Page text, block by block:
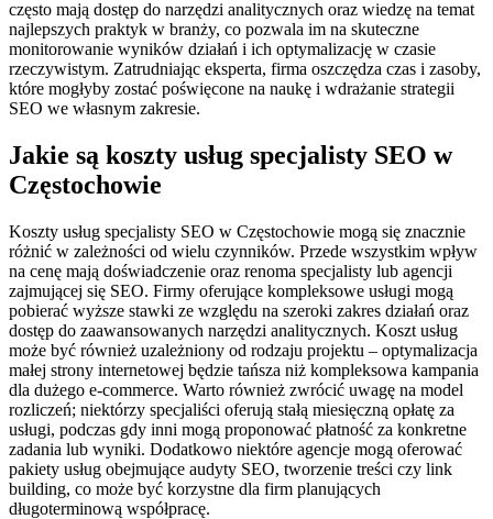
często mają dostęp do narzędzi analitycznych oraz wiedzę na temat
najlepszych praktyk w branży, co pozwala im na skuteczne
monitorowanie wyników działań i ich optymalizację w czasie
rzeczywistym. Zatrudniając eksperta, firma oszczędza czas i zasoby,
które mogłyby zostać poświęcone na naukę i wdrażanie strategii
SEO we własnym zakresie.
Jakie są koszty usług specjalisty SEO w
Częstochowie
Koszty usług specjalisty SEO w Częstochowie mogą się znacznie
różnić w zależności od wielu czynników. Przede wszystkim wpływ
na cenę mają doświadczenie oraz renoma specjalisty lub agencji
zajmującej się SEO. Firmy oferujące kompleksowe usługi mogą
pobierać wyższe stawki ze względu na szeroki zakres działań oraz
dostęp do zaawansowanych narzędzi analitycznych. Koszt usług
może być również uzależniony od rodzaju projektu – optymalizacja
małej strony internetowej będzie tańsza niż kompleksowa kampania
dla dużego e-commerce. Warto również zwrócić uwagę na model
rozliczeń; niektórzy specjaliści oferują stałą miesięczną opłatę za
usługi, podczas gdy inni mogą proponować płatność za konkretne
zadania lub wyniki. Dodatkowo niektóre agencje mogą oferować
pakiety usług obejmujące audyty SEO, tworzenie treści czy link
building, co może być korzystne dla firm planujących
długoterminową współpracę.